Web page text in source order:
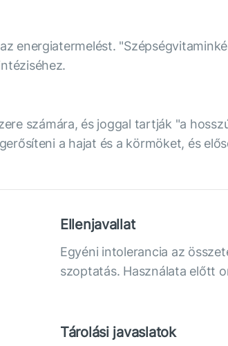
energiatermelést.
számára, és joggal tartják "a
a hajat és a körmöket, és
Ellenjavallat
Egyéni intolerancia az
szoptatás. Használata előtt
Tárolási javaslatok